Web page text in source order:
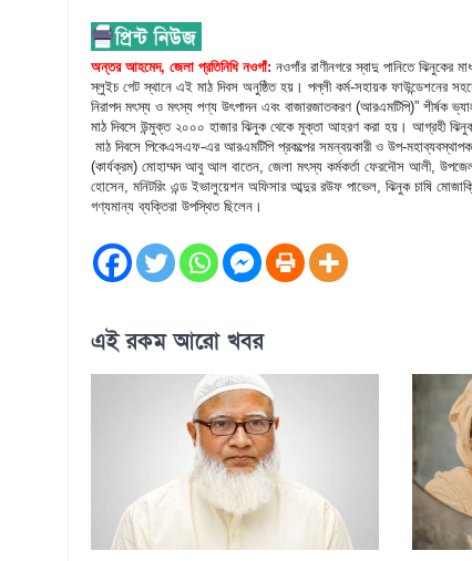
অন্তর আহমেদ, জেলা প্রতিনিধি নওগাঁ: নওগাঁর রাণীনগরে স্বাদু পানিতে
স্লুইচ গেট স্থানে এই মাঠ দিবস অনুষ্ঠিত হয়। পল্লী কর্ম-সহায়ক ফাউন্ডেশনের
নিরাপদ মৎস্য ও মৎস্য পণ্য উৎপাদন এবং বাজারজাতকরণ (আরএমটিপি)” শীর্ষক
মাঠ দিবসে উন্মুক্ত ২০০০ হাজার ঝিনুক থেকে মুক্তা আহরণ করা হয়। আগ্রহী ঝিনুক
মাঠ দিবসে পিকেএসএফ-এর আরএমটিপি প্রকল্পের সমন্বয়কারী ও উপ-
(কার্যক্রম) মোহাম্মদ আবু আল বাতেন, জেলা মৎস্য কর্মকর্তা ফেরদৌস আলী,
হোসেন, মনিটরিং এন্ড ইভালুয়েশন অফিসার আব্দুর রউফ পাভেল, ঝিনুক চাষি
গণ্যমান্য ব্যক্তিরা উপস্থিত ছিলেন।
এই রকম আরো খবর